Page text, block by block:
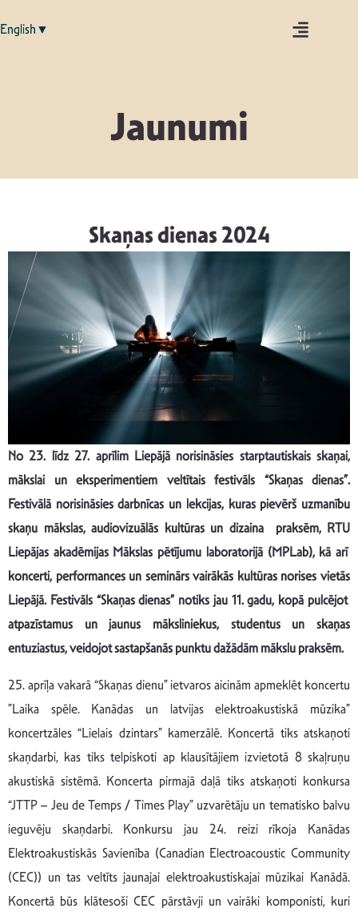
English▼
Jaunumi
Skaņas dienas 2024
No 23. līdz 27. aprīlim Liepājā norisināsies starptautiskais skaņai,
mākslai un eksperimentiem veltītais festivāls “Skaņas dienas”.
Festivālā norisināsies darbnīcas un lekcijas, kuras pievērš uzmanību
skaņu mākslas, audiovizuālās kultūras un dizaina praksēm, RTU
Liepājas akadēmijas Mākslas pētījumu laboratorijā (MPLab), kā arī
koncerti, performances un seminārs vairākās kultūras norises vietās
Liepājā. Festivāls “Skaņas dienas” notiks jau 11. gadu, kopā pulcējot
atpazīstamus un jaunus māksliniekus, studentus un skaņas
entuziastus, veidojot sastapšanās punktu dažādām mākslu praksēm.
25. aprīļa vakarā “Skaņas dienu” ietvaros aicinām apmeklēt koncertu
”Laika spēle. Kanādas un latvijas elektroakustiskā mūzika”
koncertzāles “Lielais dzintars” kamerzālē. Koncertā tiks atskaņoti
skaņdarbi, kas tiks telpiskoti ap klausītājiem izvietotā 8 skaļruņu
akustiskā sistēmā. Koncerta pirmajā daļā tiks atskaņoti konkursa
“JTTP – Jeu de Temps / Times Play” uzvarētāju un tematisko balvu
ieguvēju skaņdarbi. Konkursu jau 24. reizi rīkoja Kanādas
Elektroakustiskās Savienība (Canadian Electroacoustic Community
(CEC)) un tas veltīts jaunajai elektroakustiskajai mūzikai Kanādā.
Koncertā būs klātesoši CEC pārstāvji un vairāki komponisti, kuri